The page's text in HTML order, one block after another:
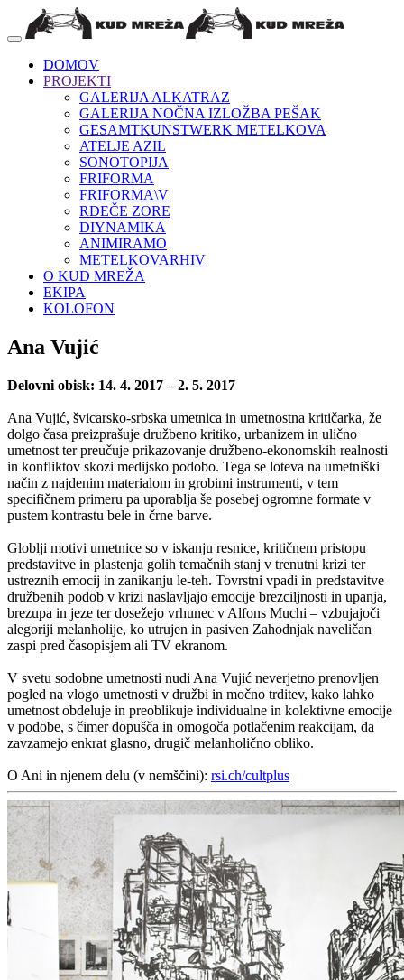
DOMOV
PROJEKTI
GALERIJA ALKATRAZ
GALERIJA NOČNA IZLOŽBA PEŠAK
GESAMTKUNSTWERK METELKOVA
ATELJE AZIL
SONOTOPIJA
FRIFORMA
FRIFORMA\V
RDEČE ZORE
DIYNAMIKA
ANIMIRAMO
METELKOVARHIV
O KUD MREŽA
EKIPA
KOLOFON
Ana Vujić
Delovni obisk: 14. 4. 2017 – 2. 5. 2017
Ana Vujić, švicarsko-srbska umetnica in umetnostna kritičarka, že
dolgo časa preizprašuje družbeno kritiko, urbanizem in ulično
umetnost ter preučuje prikazovanje družbeno-ekonomskih realnosti
in konfliktov skozi medijsko podobo. Tega se loteva na umetniški
način z najdenim materialom in grobimi instrumenti, v tem
specifičnem primeru pa uporablja še posebej ogromne formate v
pustem kontrastu bele in črne barve.
Globlji motivi umetnice so v iskanju resnice, kritičnem pristopu
predstavitve in plastenja golih temačnih stanj v trenutni krizi ter
ustreznih emocij in zanikanju le-teh. Tovrstni vpadi in predstavitve
družbenih podob v krizi naslavljajo emocije brezciljnosti in upanja,
brezupa in jeze ter dosežejo vrhunec v Alfons Muchi – vzbujajoči
alegoriji melanholije, ko utrujen in pasiven Zahodnjak naveličan
zaspi pred časopisjem ali TV ekranom.
V svetu sodobne umetnosti nudi Ana Vujić neverjetno prenovljen
pogled na vlogo umetnosti v družbi in močno trditev, kako lahko
umetnost obdeluje in preoblikuje individualne in kolektivne emocije
v podobe, s čimer dopušča in omogoča potlačenim reakcijam, da
zavzamejo enkrat glasno, drugič melanholično obliko.
O Ani in njenem delu (v nemščini): rsi.ch/cultplus